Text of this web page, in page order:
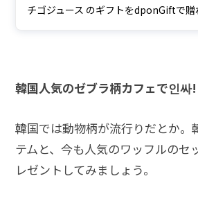
チゴジュース のギフトをdponGiftで贈
韓国人気のゼブラ柄カフェで인싸!
韓国では動物柄が流行りだとか。
テムと、今も人気のワッフルのセ
レゼントしてみましょう。